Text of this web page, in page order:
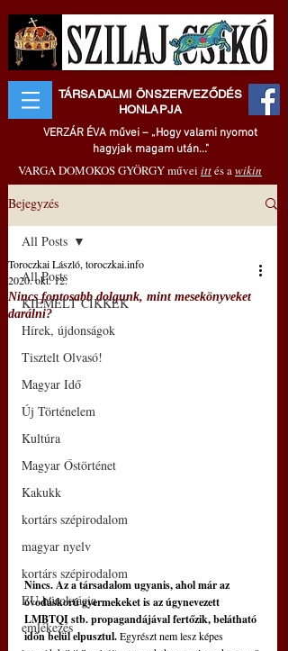
TÁRSADALMI ÖNSZERVEZŐDÉS
HONLAPJA
VERZÁR ÉVA művei – „Hogy valami nyomot
hagyjak magam után..."
VARGA DOMOKOS GYÖRGY művei ittés awikin
Bejegyzés
All Posts
KIEMELT CIKKEK
Hírek, újdonságok
Tisztelt Olvasó!
Magyar Idő
Új Történelem
Kultúra
Magyar Őstörténet
Kakukk
kortárs szépirodalom
magyar nyelv
kortárs szépirodalom
EU bürokrácia
emlékezés
All Posts
Nincs fontosabb dolgunk, mint mesekönyveket
darálni?
Toroczkai László, toroczkai.info
2020. okt. 12.
Nincs. Az a társadalom ugyanis, ahol már az
óvodáskorú gyermekeket is az úgynevezett
LMBTQI stb. propagandájával fertőzik, belátható
időn belül elpusztul. Egyrészt nem lesz képes